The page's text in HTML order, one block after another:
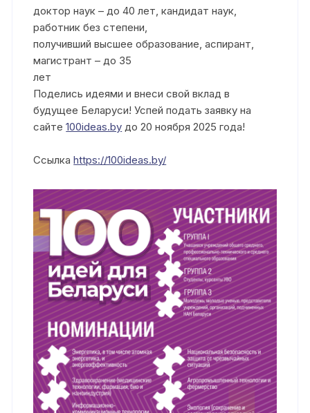
доктор наук – до 40 лет, кандидат наук,
работник без степени,
получивший высшее образование, аспирант,
магистрант – до 35
лет
Поделись идеями и внеси свой вклад в
будущее Беларуси! Успей подать заявку на
сайте100ideas.by до 20 ноября 2025 года!
Ссылкаhttps://100ideas.by/